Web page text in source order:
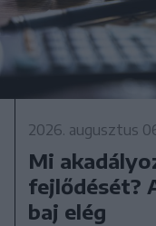
2026. augusztus
Mi
fejlődését?
baj elég